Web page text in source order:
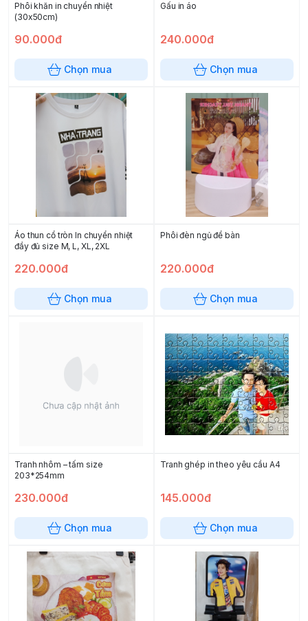
Phôi khăn in chuyển nhiệt
(30x50cm)
90.000đ
Chọn mua
Gấu in áo
240.000đ
Chọn mua
Áo thun cổ tròn In chuyển nhiệt
đầy đủ size M, L, XL, 2XL
220.000đ
Chọn mua
Phôi đèn ngủ để bàn
220.000đ
Chọn mua
Tranh nhôm – tấm size
203*254mm
230.000đ
Chọn mua
Tranh ghép in theo yêu cầu A4
145.000đ
Chọn mua